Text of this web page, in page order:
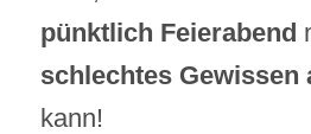
pünktlich Feierabend
schlechtes Gewissen
kann!